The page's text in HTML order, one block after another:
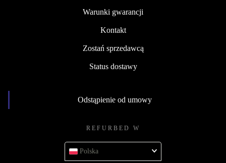
Warunki gwarancji
Kontakt
Zostań sprzedawcą
Status dostawy
Odstąpienie od umowy
REFURBED W
Polska